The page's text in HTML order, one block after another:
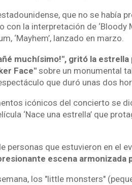
que no se había
con la interpretación de ‘Bloody
‘Mayhem’, lanzado en marzo.
muchísimo!", gritó la
Face"sobre un monumental
que duró unas dos
icónicos del concierto se
‘Nace una estrella’ que
personas que estuvieron en el
escena armonizada
los "little monsters"